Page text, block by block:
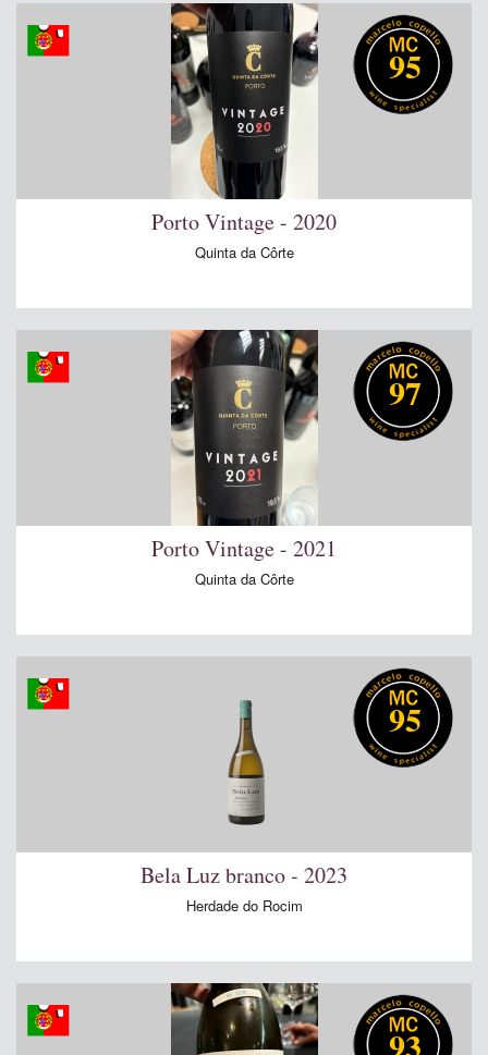
95
Porto Vintage - 2020
Quinta da Côrte
97
Porto Vintage - 2021
Quinta da Côrte
95
Bela Luz branco - 2023
Herdade do Rocim
93